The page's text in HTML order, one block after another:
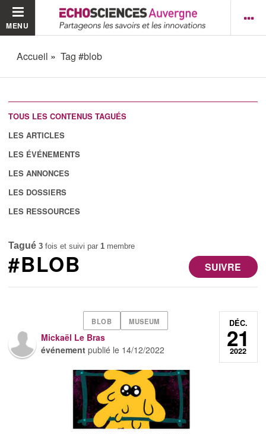
MENU
Accueil Tag #blob
TOUS LES CONTENUS TAGUÉS
LES ARTICLES
LES ÉVÉNEMENTS
LES ANNONCES
LES DOSSIERS
LES RESSOURCES
Tagué 3 fois et suivi par 1 membre
SUIVRE
#BLOB
BLOB MUSEUM
Mickaël Le Bras
événement publié le 14/12/2022
DÉC.
21
2022